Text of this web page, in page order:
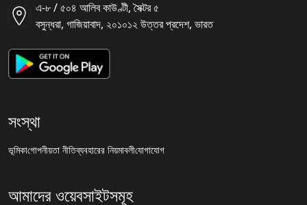
এ-৮ / ৫০৪ আলিব কাউণ্টী, সৈক্টর ৫
বসুন্ধরা, গাজিয়াবাদ, ২০১০১২ উত্তর প্রদেশ, ভারত
সংস্থা
ভূমিকাগোপনীয়তা নীতিব্যবহারের নিয়মাবলীযোগাযোগ
আমাদের ওয়েবসাইটসমূহ